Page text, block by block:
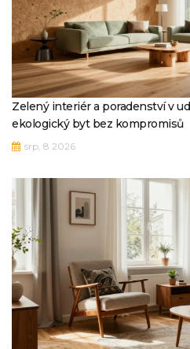
Zelený interiér a poradenství v
ekologický byt bez kompromisů
srp, 8 2026